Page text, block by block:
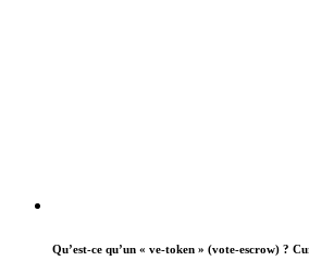
Qu’est-ce qu’un « ve-token » (vote-escrow) ?